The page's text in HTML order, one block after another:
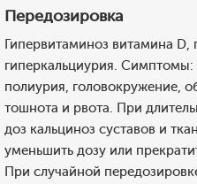
Передозировка
Гипервитаминоз витамина D,
гиперкальциурия.
полиурия, головокружение,
тошнота и рвота. При
доз кальциноз суставов и
уменьшить дозу или
При случайной